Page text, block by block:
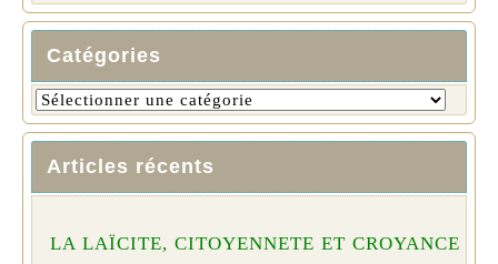
Catégories
Articles récents
LA LAÏCITE, CITOYENNETE ET CROYANCE